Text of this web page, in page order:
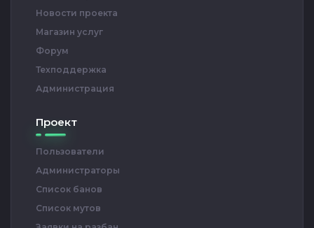
Новости проекта
Магазин услуг
Форум
Техподдержка
Администрация
Проект
Пользователи
Администраторы
Список банов
Список мутов